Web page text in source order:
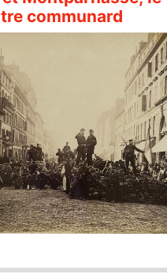
communard